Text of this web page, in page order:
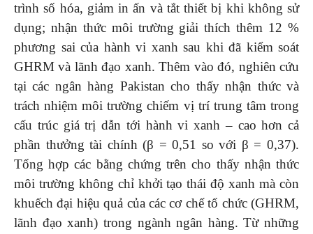
trình số hóa, giảm in ấn và tắt thiết bị khi không sử
dụng; nhận thức môi trường giải thích thêm 12 %
phương sai của hành vi xanh sau khi đã kiểm soát
GHRM và lãnh đạo xanh. Thêm vào đó, nghiên cứu
tại các ngân hàng Pakistan cho thấy nhận thức và
trách nhiệm môi trường chiếm vị trí trung tâm trong
cấu trúc giá trị dẫn tới hành vi xanh – cao hơn cả
phần thưởng tài chính (β = 0,51 so với β = 0,37).
Tổng hợp các bằng chứng trên cho thấy nhận thức
môi trường không chỉ khởi tạo thái độ xanh mà còn
khuếch đại hiệu quả của các cơ chế tổ chức (GHRM,
lãnh đạo xanh) trong ngành ngân hàng. Từ những